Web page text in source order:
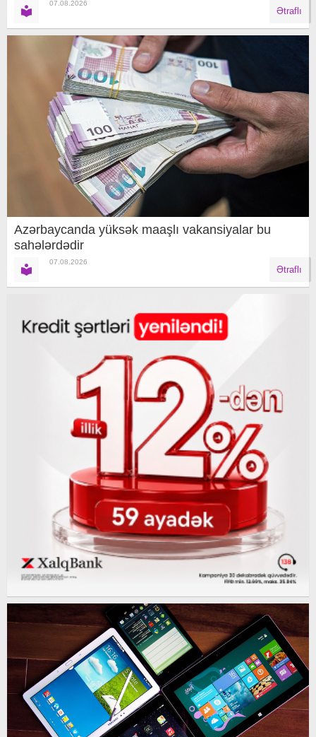
07.08.2026
Ətraflı
Azərbaycanda yüksək maaşlı vakansiyalar bu
sahələrdədir
07.08.2026
Ətraflı